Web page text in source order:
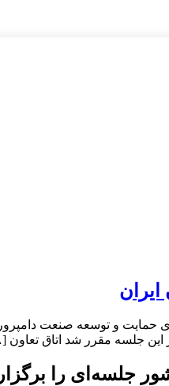
حمایت و توسعه صنعت
این جلسه مقرر شد اتاق تعاون
جلسه‌ای را